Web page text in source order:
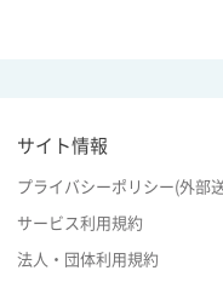
サイト情報
プライバシーポリシー(外部
サービス利用規約
法人・団体利用規約